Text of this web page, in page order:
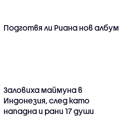
Подготвя ли Риана нов албум
Заловиха маймуна в
Индонезия, след като
нападна и рани 17 души